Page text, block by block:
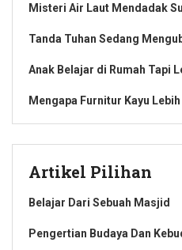
Misteri Air Laut Mendadak
Tanda Tuhan Sedang
Anak Belajar di Rumah Tapi
Mengapa Furnitur Kayu
Artikel Pilihan
Belajar Dari Sebuah Masjid
Pengertian Budaya Dan